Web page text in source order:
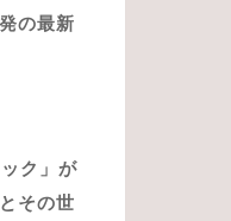
の最新
ク」が
その世